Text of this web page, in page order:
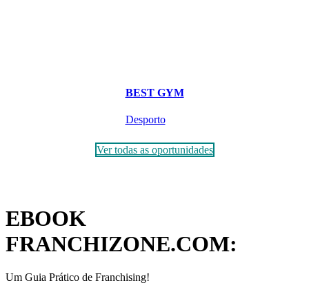
BEST GYM
Desporto
Ver todas as oportunidades
EBOOK
FRANCHIZONE.COM:
Um Guia Prático de Franchising!